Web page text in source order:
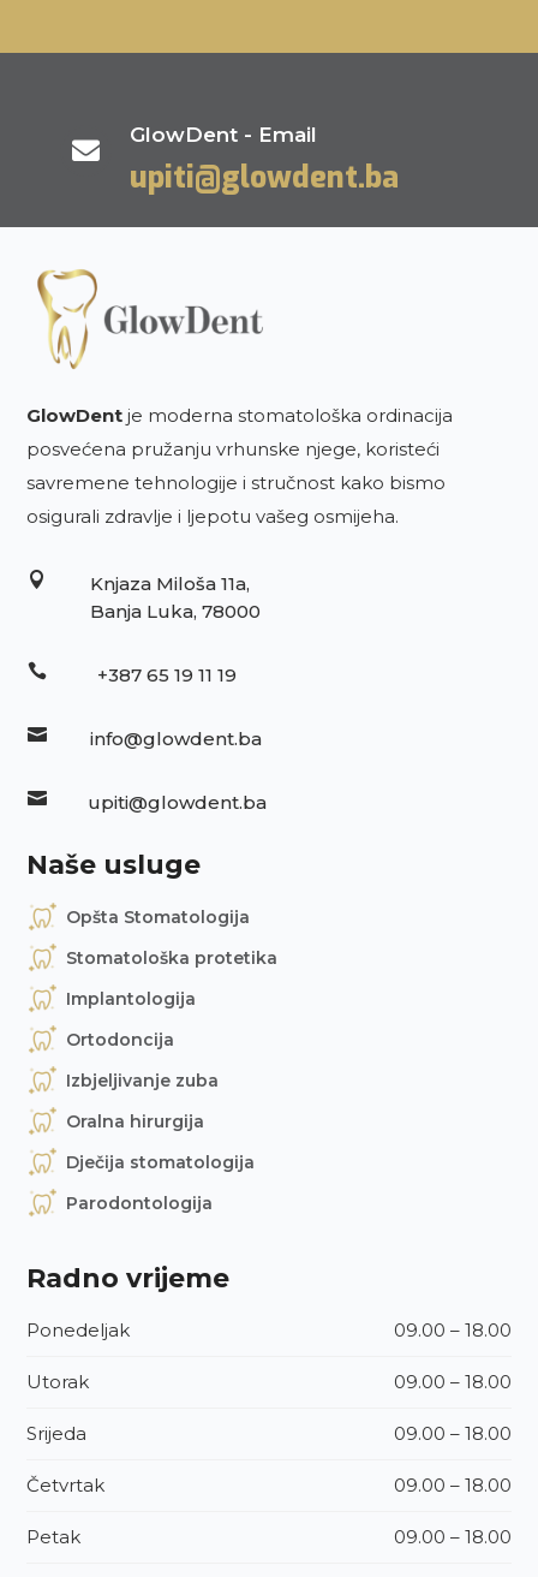

GlowDent - Email
upiti@glowdent.ba
GlowDent je moderna stomatološka ordinacija
posvećena pružanju vrhunske njege, koristeći
savremene tehnologije i stručnost kako bismo
osigurali zdravlje i ljepotu vašeg osmijeha.

Knjaza Miloša 11a,
Banja Luka, 78000
 +387 65 19 11 19
 info@glowdent.ba
 upiti@glowdent.ba
Naše usluge
Opšta Stomatologija
Stomatološka protetika
Implantologija
Ortodoncija
Izbjeljivanje zuba
Oralna hirurgija
Dječija stomatologija
Parodontologija
Radno vrijeme
Ponedeljak 09.00 – 18.00
Utorak 09.00 – 18.00
Srijeda 09.00 – 18.00
Četvrtak 09.00 – 18.00
Petak 09.00 – 18.00